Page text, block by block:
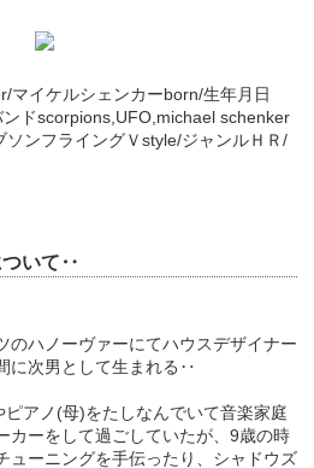
マイケルシェンカーborn/生年月日
ドscorpions,UFO,michael schenker
ンフライングＶstyle/ジャンルＨＲ/
ついて‥
のハノーヴァーにてハウスデザイナー
に次男として生まれる‥
アノ(母)をたしなんでいて音楽家庭
カーをして過ごしていたが、9歳の時
ューニングを手伝ったり、シャドウズ